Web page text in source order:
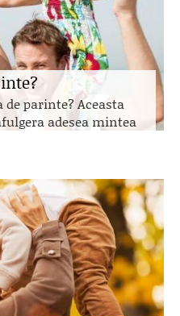
parinte? Aceasta
adesea mintea